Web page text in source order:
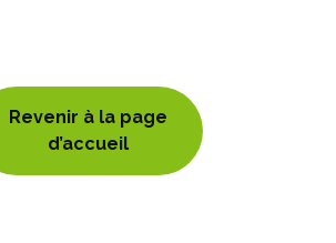
Revenir à la page
d’accueil